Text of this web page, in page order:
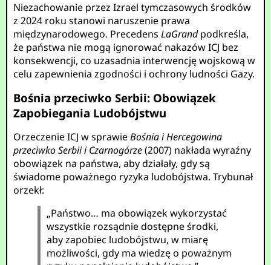
Niezachowanie przez Izrael tymczasowych środków
z 2024 roku stanowi naruszenie prawa
międzynarodowego. PrecedensLaGrandpodkreśla,
że państwa nie mogą ignorować nakazów ICJ bez
konsekwencji, co uzasadnia interwencję wojskową w
celu zapewnienia zgodności i ochrony ludności Gazy.
Bośnia przeciwko Serbii: Obowiązek
Zapobiegania Ludobójstwu
Orzeczenie ICJ w sprawieBośnia i Hercegowina
przeciwko Serbii i Czarnogórze(2007) nakłada wyraźny
obowiązek na państwa, aby działały, gdy są
świadome poważnego ryzyka ludobójstwa. Trybunał
orzekł:
„Państwo… ma obowiązek wykorzystać
wszystkie rozsądnie dostępne środki,
aby zapobiec ludobójstwu, w miarę
możliwości, gdy ma wiedzę o poważnym